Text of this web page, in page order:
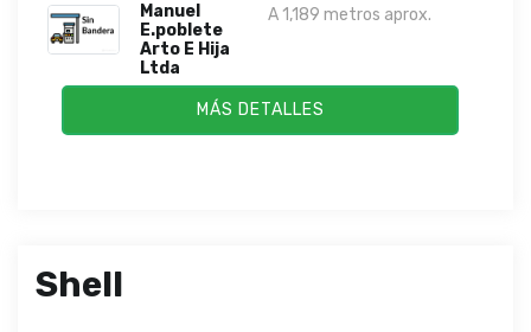
Manuel
E.poblete
Arto E Hija
Ltda
A 1,189 metros aprox.
MÁS DETALLES
Shell